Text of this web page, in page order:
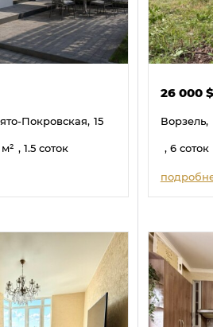
Покровская, 15
м² , 1.5 соток
26 000 $
Ворзель,
, 6 соток